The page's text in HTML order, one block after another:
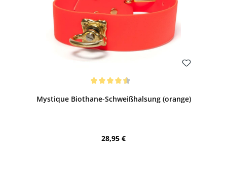
Mystique Biothane-Schweißhalsung (orange)
Regulärer Preis:
28,95 €